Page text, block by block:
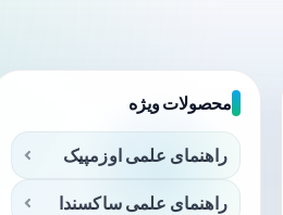
محصولات ویژه
راهنمای علمی اوزمپیک
راهنمای علمی ساکسندا